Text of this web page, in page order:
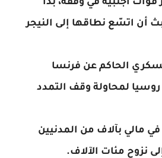
أجنبية في وقفه، بدأ
أن اتسّع نطاقها إلى النيجر
الحاكم عن فرنسا
لمحاولة وقف التمدد
مالي بآلاف من المدنيين
نزوح مئات الآلاف.